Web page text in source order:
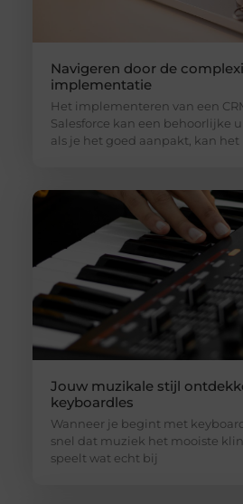
Navigeren door de
implementatie
Het implementeren van een
Salesforce kan een behoorlijke
als je het goed aanpakt, kan het
Jouw muzikale stijl
keyboardles
Wanneer je begint met
snel dat muziek het mooiste
speelt wat echt bij